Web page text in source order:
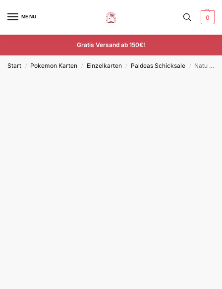
MENU 0
Gratis Versand ab 150€!
Start / Pokemon Karten / Einzelkarten / Paldeas Schicksale / Natu – PAF 025/091 – Deutsch – Common